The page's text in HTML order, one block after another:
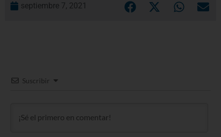
septiembre 7, 2021
Suscribir